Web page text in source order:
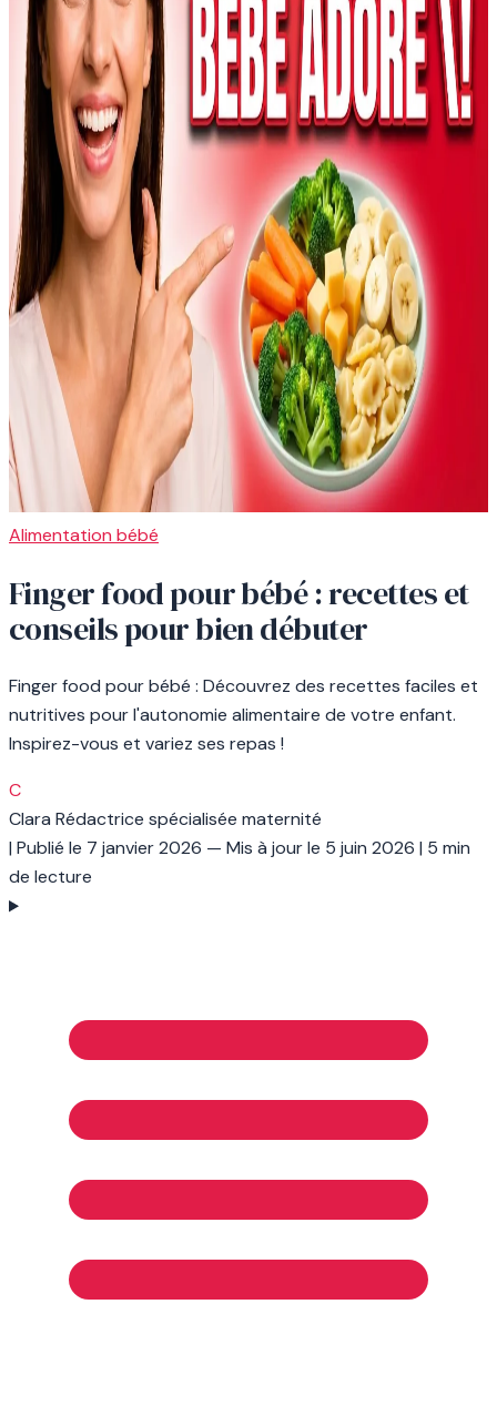
Alimentation bébé
Finger food pour bébé : recettes et
conseils pour bien débuter
Finger food pour bébé : Découvrez des recettes faciles et
nutritives pour l'autonomie alimentaire de votre enfant.
Inspirez-vous et variez ses repas !
C
Clara Rédactrice spécialisée maternité
| Publié le 7 janvier 2026 — Mis à jour le 5 juin 2026 | 5 min
de lecture